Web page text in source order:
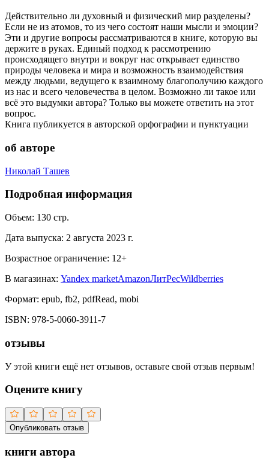
Действительно ли духовный и физический мир разделены?
Если не из атомов, то из чего состоят наши мысли и эмоции?
Эти и другие вопросы рассматриваются в книге, которую вы
держите в руках. Единый подход к рассмотрению
происходящего внутри и вокруг нас открывает единство
природы человека и мира и возможность взаимодействия
между людьми, ведущего к взаимному благополучию каждого
из нас и всего человечества в целом. Возможно ли такое или
всё это выдумки автора? Только вы можете ответить на этот
вопрос.
Книга публикуется в авторской орфографии и пунктуации
об авторе
Николай Ташев
Подробная информация
Объем: 130 стр.
Дата выпуска: 2 августа 2023 г.
Возрастное ограничение: 12+
В магазинах: Yandex marketAmazonЛитРесWildberries
Формат: epub, fb2, pdfRead, mobi
ISBN: 978-5-0060-3911-7
отзывы
У этой книги ещё нет отзывов, оставьте свой отзыв первым!
Оцените книгу
Опубликовать отзыв
книги автора